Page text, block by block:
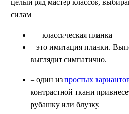
целый ряд мастер классов,
силам.
– – классическая планка
– это имитация планки.
выглядит симпатично.
– один из простых вариантов
контрастной ткани
рубашку или блузку.